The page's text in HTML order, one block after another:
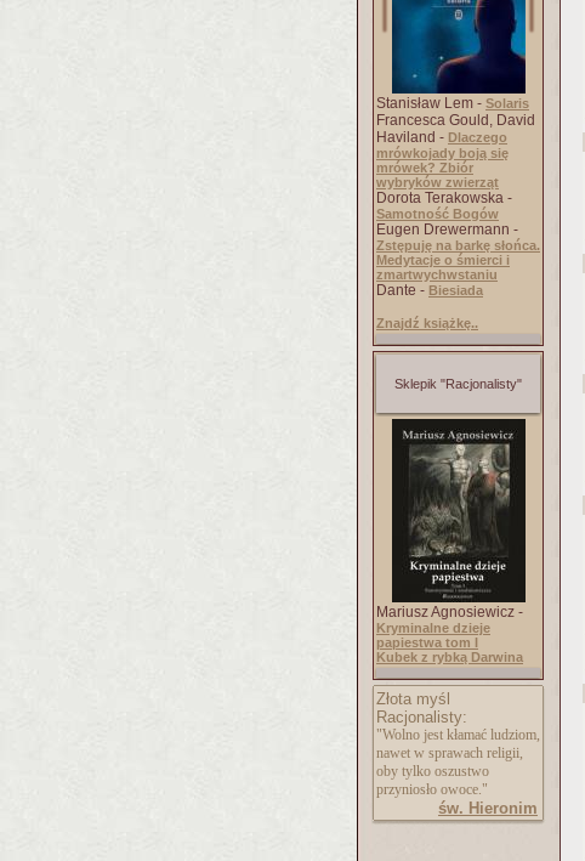
Stanisław Lem - Solaris
Francesca Gould, David
Haviland - Dlaczego
mrówkojady boją się
mrówek? Zbiór
wybryków zwierząt
Dorota Terakowska -
Samotność Bogów
Eugen Drewermann -
Zstępuję na barkę słońca.
Medytacje o śmierci i
zmartwychwstaniu
Dante - Biesiada
Znajdź książkę..
Sklepik "Racjonalisty"
Mariusz Agnosiewicz -
Kryminalne dzieje
papiestwa tom I
Kubek z rybką Darwina
Złota myśl
Racjonalisty:
"Wolno jest kłamać ludziom,
nawet w sprawach religii,
oby tylko oszustwo
przyniosło owoce."
św. Hieronim